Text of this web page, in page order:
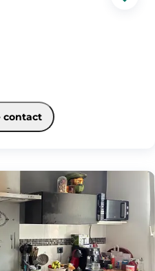
la résidence sécurisée avec loge de
108  quote part locatif.
contact